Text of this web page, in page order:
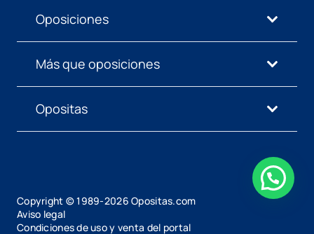
Oposiciones
Más que oposiciones
Opositas
Copyright © 1989-2026 Opositas.com
Aviso legal
Condiciones de uso y venta del portal